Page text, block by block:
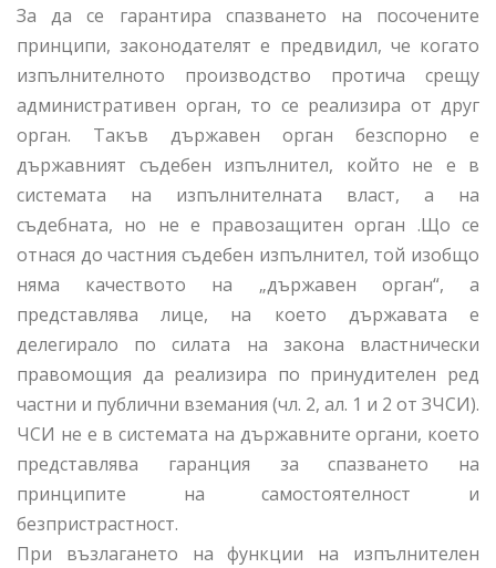
За да се гарантира спазването на посочените
принципи, законодателят е предвидил, че когато
изпълнителното производство протича срещу
административен орган, то се реализира от друг
орган. Такъв държавен орган безспорно е
държавният съдебен изпълнител, който не е в
системата на изпълнителната власт, а на
съдебната, но не е правозащитен орган .Що се
отнася до частния съдебен изпълнител, той изобщо
няма качеството на „държавен орган“, а
представлява лице, на което държавата е
делегирало по силата на закона властнически
правомощия да реализира по принудителен ред
частни и публични вземания (чл. 2, ал. 1 и 2 от ЗЧСИ).
ЧСИ не е в системата на държавните органи, което
представлява гаранция за спазването на
принципите на самостоятелност и
безпристрастност.
При възлагането на функции на изпълнителен